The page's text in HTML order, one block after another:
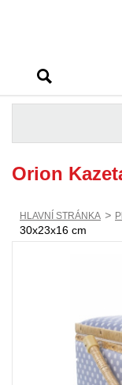
Orion
HLAVNÍ STRÁNKA >
30x23x16 cm